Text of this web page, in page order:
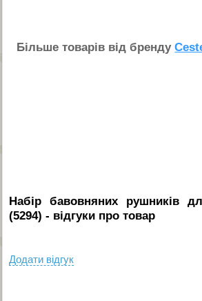
Бiльше товарiв вiд бренду
Набір бавовняних рушників
(5294) - вiдгуки про товар
Додати вiдгук